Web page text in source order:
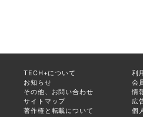
TECH+について
利
お知らせ
会
その他、お問い合わせ
情
サイトマップ
広
著作権と転載について
個